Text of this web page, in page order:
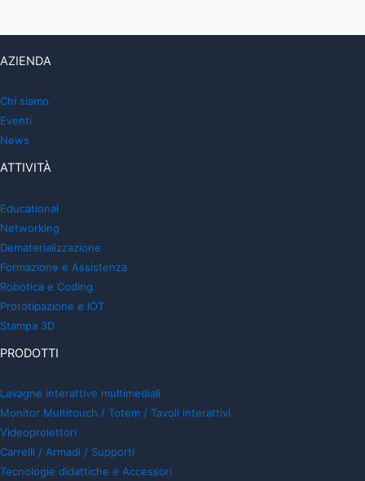
AZIENDA
Chi siamo
Eventi
News
ATTIVITÀ
Educational
Networking
Dematerializzazione
Formazione e Assistenza
Robotica e Coding
Prototipazione e IOT
Stampa 3D
PRODOTTI
Lavagne interattive multimediali
Monitor Multitouch / Totem / Tavoli interattivi
Videoproiettori
Carrelli / Armadi / Supporti
Tecnologie didattiche e Accessori